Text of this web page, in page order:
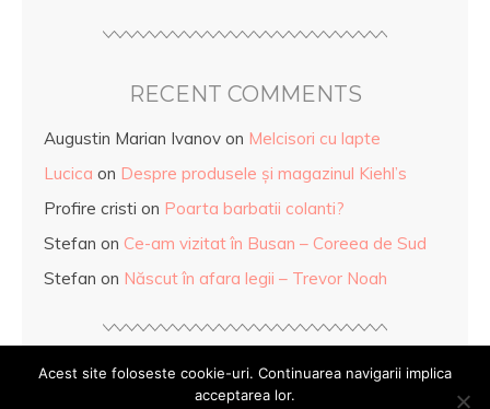
RECENT COMMENTS
Augustin Marian Ivanov on Melcisori cu lapte
Lucica on Despre produsele și magazinul Kiehl’s
Profire cristi on Poarta barbatii colanti?
Stefan on Ce-am vizitat în Busan – Coreea de Sud
Stefan on Născut în afara legii – Trevor Noah
Acest site foloseste cookie-uri. Continuarea navigarii implica
acceptarea lor.